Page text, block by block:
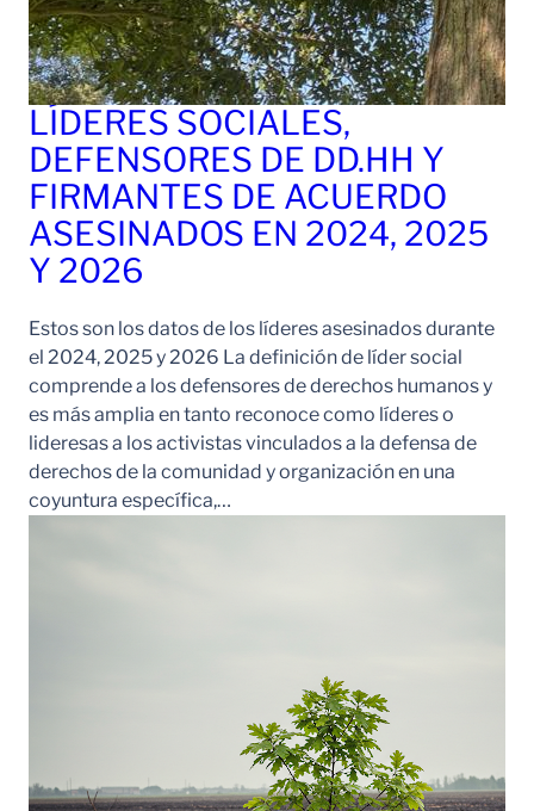
LÍDERES SOCIALES,
DEFENSORES DE DD.HH Y
FIRMANTES DE ACUERDO
ASESINADOS EN 2024, 2025
Y 2026
Estos son los datos de los líderes asesinados durante
el 2024, 2025 y 2026 La definición de líder social
comprende a los defensores de derechos humanos y
es más amplia en tanto reconoce como líderes o
lideresas a los activistas vinculados a la defensa de
derechos de la comunidad y organización en una
coyuntura específica,…